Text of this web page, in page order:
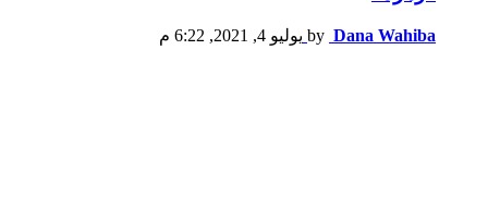
by Dana Wahiba يوليو 4, 2021, 6:22 م